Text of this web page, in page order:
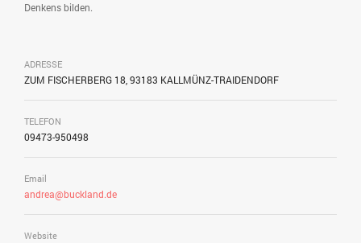
Denkens bilden.
ADRESSE
ZUM FISCHERBERG 18, 93183 KALLMÜNZ-TRAIDENDORF
TELEFON
09473-950498
Email
andrea@buckland.de
Website